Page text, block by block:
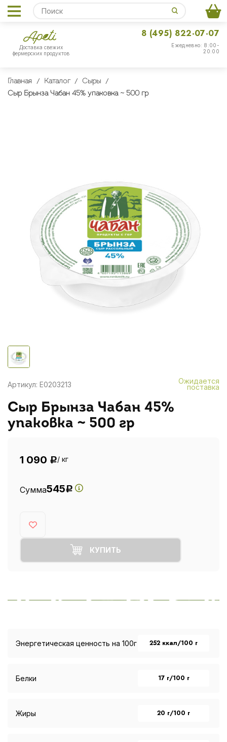
Доставка свежих
фермерских продуктов
Ежедневно: 8:00-
20:00
8 (495) 822-07-07
Главная Каталог
Сыры
Сыр Брынза Чабан 45% упаковка ~ 500 гр
Артикул: E0203213 Ожидается
поставка
Сыр Брынза Чабан 45%
упаковка ~ 500 гр
1 090 Р/ кг
Сумма545Р
КУПИТЬ
Энергетическая ценность на 100г 252 ккал/100 г
Белки 17 г/100 г
Жиры 20 г/100 г